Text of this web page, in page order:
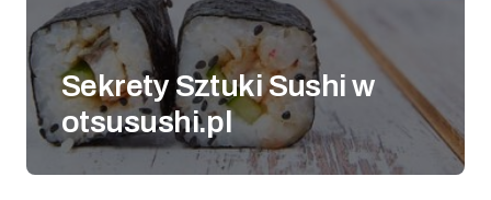
Sekrety Sztuki Sushi w
otsusushi.pl